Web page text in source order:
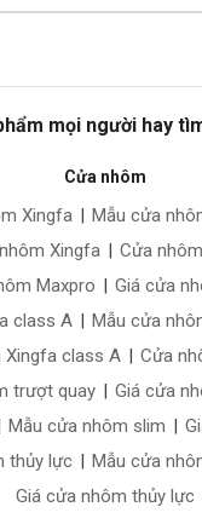
mọi người hay
Cửa nhôm
Xingfa | Mẫu cửa
Xingfa | Cửa
Maxpro | Giá cửa
class A | Mẫu cửa
Xingfa class A | Cửa
trượt quay | Giá cửa
Mẫu cửa nhôm slim |
thủy lực | Mẫu cửa
Giá cửa nhôm thủy lực